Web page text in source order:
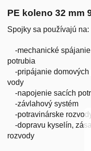
PE koleno 32 mm
Spojky sa používajú na:
-mechanické spájanie
potrubia
-pripájanie domových
vody
-napojenie sacích
-závlahový systém
-potravinárske
-dopravu kyselín,
rozvody